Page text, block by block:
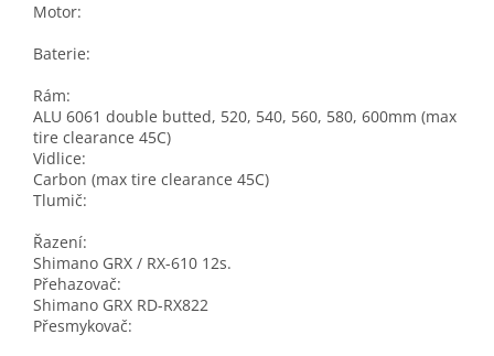
Motor:
Baterie:
Rám:
ALU 6061 double butted, 520, 540, 560, 580, 600mm (max
tire clearance 45C)
Vidlice:
Carbon (max tire clearance 45C)
Tlumič:
Řazení:
Shimano GRX / RX-610 12s.
Přehazovač:
Shimano GRX RD-RX822
Přesmykovač: